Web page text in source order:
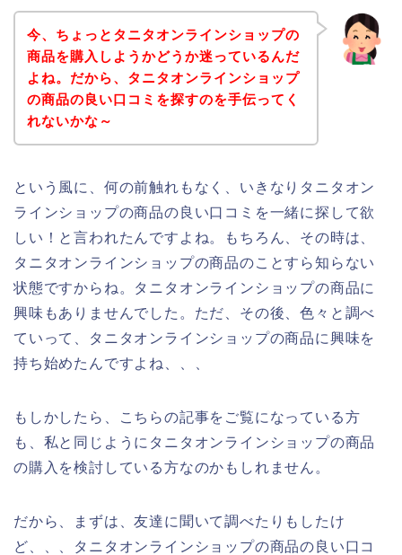
今、ちょっとタニタオンラインショップの
商品を購入しようかどうか迷っているんだ
よね。だから、タニタオンラインショップ
の商品の良い口コミを探すのを手伝ってく
れないかな～
という風に、何の前触れもなく、いきなりタニタオン
ラインショップの商品の良い口コミを一緒に探して欲
しい！と言われたんですよね。もちろん、その時は、
タニタオンラインショップの商品のことすら知らない
状態ですからね。タニタオンラインショップの商品に
興味もありませんでした。ただ、その後、色々と調べ
ていって、タニタオンラインショップの商品に興味を
持ち始めたんですよね、、、
もしかしたら、こちらの記事をご覧になっている方
も、私と同じようにタニタオンラインショップの商品
の購入を検討している方なのかもしれません。
だから、まずは、友達に聞いて調べたりもしたけ
ど、、、タニタオンラインショップの商品の良い口コ